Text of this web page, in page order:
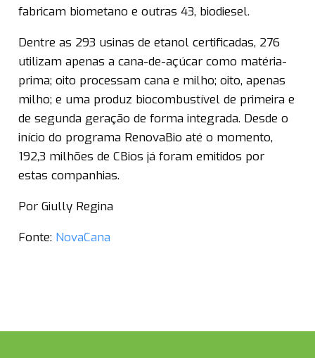
fabricam biometano e outras 43, biodiesel.
Dentre as 293 usinas de etanol certificadas, 276
utilizam apenas a cana-de-açúcar como matéria-
prima; oito processam cana e milho; oito, apenas
milho; e uma produz biocombustível de primeira e
de segunda geração de forma integrada. Desde o
início do programa RenovaBio até o momento,
192,3 milhões de CBios já foram emitidos por
estas companhias.
Por Giully Regina
Fonte: NovaCana